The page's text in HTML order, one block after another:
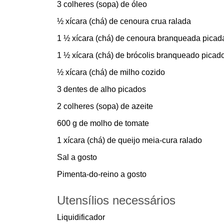
3 colheres (sopa) de óleo
½ xícara (chá) de cenoura crua ralada
1 ½ xícara (chá) de cenoura branqueada
1 ½ xícara (chá) de brócolis branqueado
½ xícara (chá) de milho cozido
3 dentes de alho picados
2 colheres (sopa) de azeite
600 g de molho de tomate
1 xícara (chá) de queijo meia-cura ralado
Sal a gosto
Pimenta-do-reino a gosto
Utensílios necessários
Liquidificador